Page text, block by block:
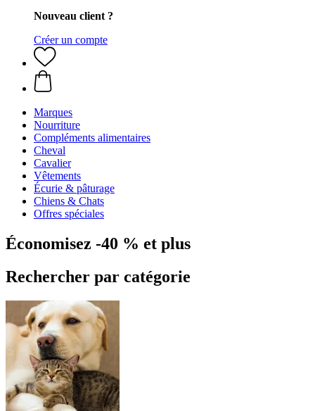
Nouveau client ?
Créer un compte
Marques
Nourriture
Compléments alimentaires
Cheval
Cavalier
Vêtements
Écurie & pâturage
Chiens & Chats
Offres spéciales
Économisez -40 % et plus
Rechercher par catégorie